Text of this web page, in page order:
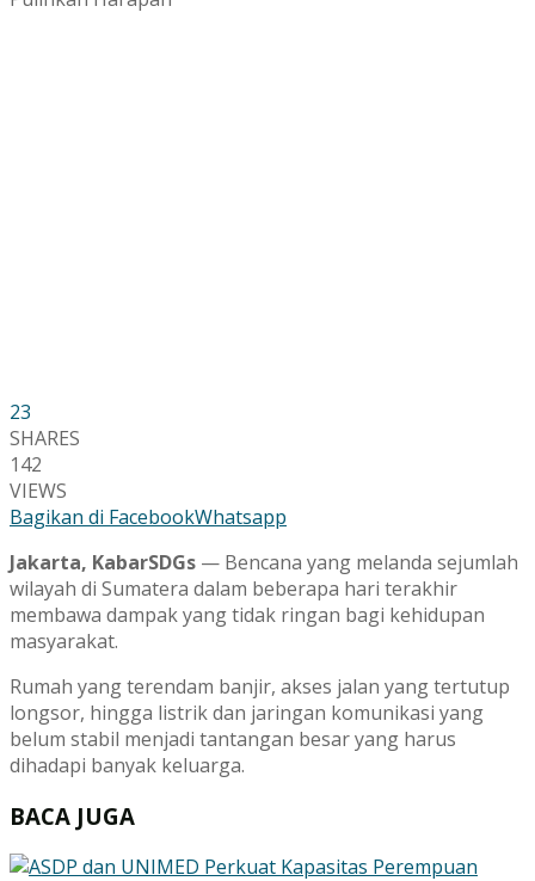
23
SHARES
142
VIEWS
Bagikan di FacebookWhatsapp
Jakarta, KabarSDGs — Bencana yang melanda sejumlah
wilayah di Sumatera dalam beberapa hari terakhir
membawa dampak yang tidak ringan bagi kehidupan
masyarakat.
Rumah yang terendam banjir, akses jalan yang tertutup
longsor, hingga listrik dan jaringan komunikasi yang
belum stabil menjadi tantangan besar yang harus
dihadapi banyak keluarga.
BACA JUGA